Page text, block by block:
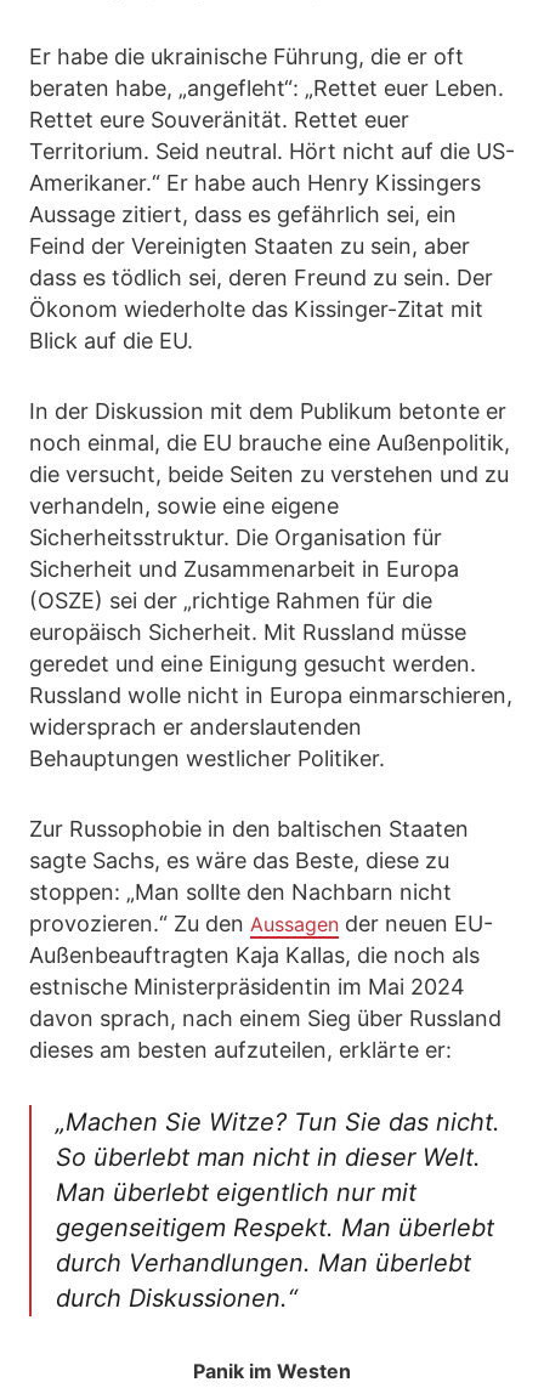
Er habe die ukrainische Führung, die er oft
beraten habe, „angefleht“: „Rettet euer Leben.
Rettet eure Souveränität. Rettet euer
Territorium. Seid neutral. Hört nicht auf die US-
Amerikaner.“ Er habe auch Henry Kissingers
Aussage zitiert, dass es gefährlich sei, ein
Feind der Vereinigten Staaten zu sein, aber
dass es tödlich sei, deren Freund zu sein. Der
Ökonom wiederholte das Kissinger-Zitat mit
Blick auf die EU.
In der Diskussion mit dem Publikum betonte er
noch einmal, die EU brauche eine Außenpolitik,
die versucht, beide Seiten zu verstehen und zu
verhandeln, sowie eine eigene
Sicherheitsstruktur. Die Organisation für
Sicherheit und Zusammenarbeit in Europa
(OSZE) sei der „richtige Rahmen für die
europäisch Sicherheit. Mit Russland müsse
geredet und eine Einigung gesucht werden.
Russland wolle nicht in Europa einmarschieren,
widersprach er anderslautenden
Behauptungen westlicher Politiker.
Zur Russophobie in den baltischen Staaten
sagte Sachs, es wäre das Beste, diese zu
stoppen: „Man sollte den Nachbarn nicht
provozieren.“ Zu den Aussagen der neuen EU-
Außenbeauftragten Kaja Kallas, die noch als
estnische Ministerpräsidentin im Mai 2024
davon sprach, nach einem Sieg über Russland
dieses am besten aufzuteilen, erklärte er:
„Machen Sie Witze? Tun Sie das nicht.
So überlebt man nicht in dieser Welt.
Man überlebt eigentlich nur mit
gegenseitigem Respekt. Man überlebt
durch Verhandlungen. Man überlebt
durch Diskussionen.“
Panik im Westen